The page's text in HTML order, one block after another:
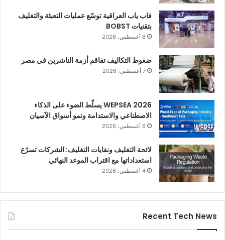
فاب ياب العراقية توسّع عمليات التعبئة والتغليف
بتقنيات BOBST
8 أغسطس، 2026
ضغوط التكاليف تفاقم أزمة الناشرين في مصر
7 أغسطس، 2026
WEPSEA 2026 يسلّط الضوء على الذكاء
الاصطناعي والاستدامة ونمو أسواق الآسيان
6 أغسطس، 2026
لائحة التغليف ونفايات التغليف: الشركات تسرّع
استعداداتها مع اقتراب الموعد النهائي
4 أغسطس، 2026
Recent Tech News